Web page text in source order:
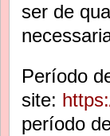
ser de
Período
site:
período